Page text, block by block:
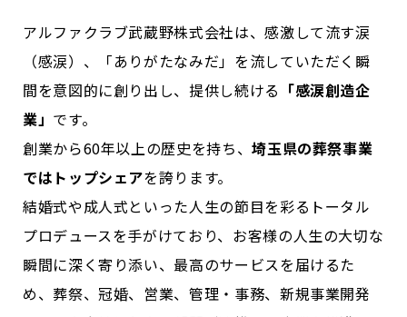
アルファクラブ武蔵野株式会社は、感激して流す涙
（感涙）、「ありがたなみだ」を流していただく瞬
間を意図的に創り出し、提供し続ける 「感涙創造企
業」 です。
創業から60年以上の歴史を持ち、埼玉県の葬祭事業
ではトップシェアを誇ります。
結婚式や成人式といった人生の節目を彩るトータル
プロデュースを手がけており、お客様の人生の大切な
瞬間に深く寄り添い、最高のサービスを届けるた
め、葬祭、冠婚、営業、管理・事務、新規事業開発